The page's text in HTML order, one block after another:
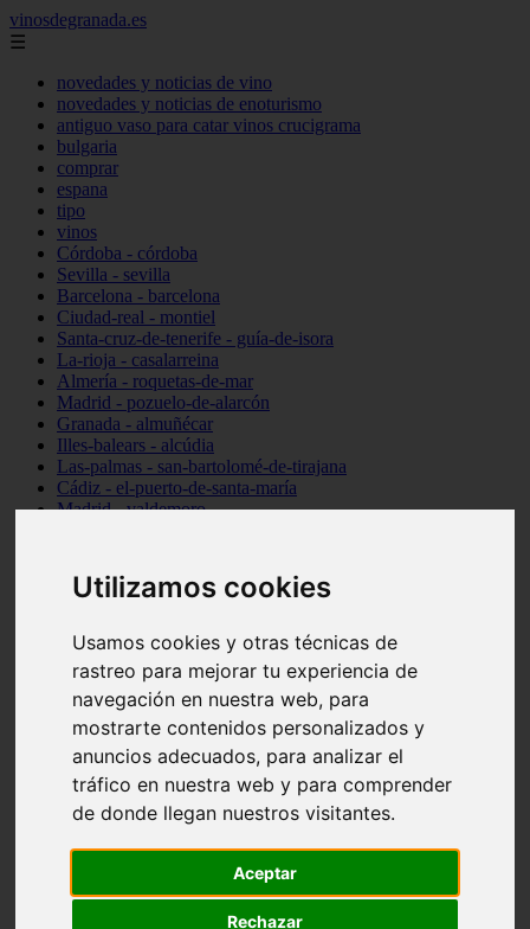
Utilizamos cookies
Usamos cookies y otras técnicas de
rastreo para mejorar tu experiencia de
navegación en nuestra web, para
mostrarte contenidos personalizados y
anuncios adecuados, para analizar el
tráfico en nuestra web y para comprender
de donde llegan nuestros visitantes.
Aceptar
Rechazar
vinosdegranada.es
☰
novedades y noticias de vino
novedades y noticias de enoturismo
antiguo vaso para catar vinos crucigrama
bulgaria
comprar
espana
tipo
vinos
Córdoba - córdoba
Sevilla - sevilla
Barcelona - barcelona
Ciudad-real - montiel
Santa-cruz-de-tenerife - guía-de-isora
La-rioja - casalarreina
Almería - roquetas-de-mar
Madrid - pozuelo-de-alarcón
Granada - almuñécar
Illes-balears - alcúdia
Las-palmas - san-bartolomé-de-tirajana
Cádiz - el-puerto-de-santa-maría
Madrid - valdemoro
Cantabria - suances
Sevilla - bormujos
Málaga - júzcar
Huesca - alquézar
Huesca - castejón-de-sos
Lleida - alt-àneu
Córdoba - almedinilla
Navarra - zangoza
Cantabria - arenas-de-iguña
Barcelona - la-pobla-de-lillet
Murcia - cartagena
Madrid - nuevo-baztán